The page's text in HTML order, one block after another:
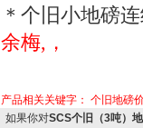
＊个旧小地磅
余梅,，
产品相关关键字： 个旧地磅
如果你对SCS个旧（3吨）